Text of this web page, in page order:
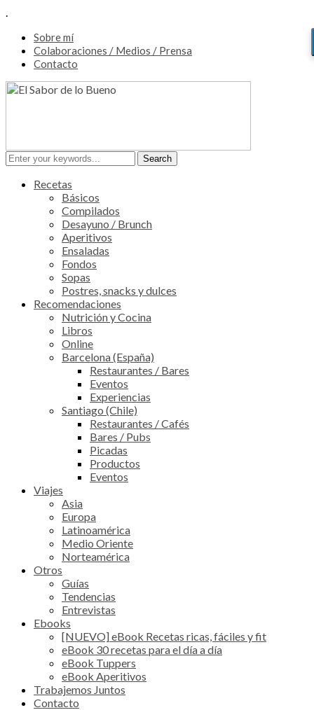
.
Sobre mí
Colaboraciones / Medios / Prensa
Contacto
Recetas
Básicos
Compilados
Desayuno / Brunch
Aperitivos
Ensaladas
Fondos
Sopas
Postres, snacks y dulces
Recomendaciones
Nutrición y Cocina
Libros
Online
Barcelona (España)
Restaurantes / Bares
Eventos
Experiencias
Santiago (Chile)
Restaurantes / Cafés
Bares / Pubs
Picadas
Productos
Eventos
Viajes
Asia
Europa
Latinoamérica
Medio Oriente
Norteamérica
Otros
Guías
Tendencias
Entrevistas
Ebooks
[NUEVO] eBook Recetas ricas, fáciles y fit
eBook 30 recetas para el día a día
eBook Tuppers
eBook Aperitivos
Trabajemos Juntos
Contacto